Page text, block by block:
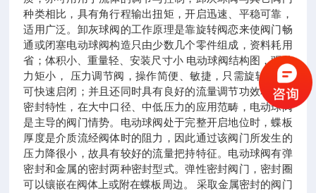
种类相比，具有角行程输出扭矩，开启迅速、平稳可靠，
适用广泛。卸灰球阀的工作原理是靠旋转阀恋来使阀门畅
通或闭塞电动球阀构造只由少数几个零件组成，资料耗用
省；体积小、重量轻、安装尺寸小 电动球阀结构图，驱动
力矩小， 压力调节阀，操作简便、敏捷，只需旋转90°即
可快速启闭；并且还同时具有良好的流量调节功效和封闭
密封特性，在大中口径、中低压力的应用范畴，电动球阀
是主导的阀门情势。电动球阀处于完整开启地位时，蝶板
厚度是介质流经阀体时的阻力，因此通过该阀门所发生的
压力降很小，故具有较好的流量把持特征。电动球阀有弹
密封和金属的密封两种密封型式。弹性密封阀门，密封圈
可以镶嵌在阀体上或附在蝶板周边。 采取金属密封的阀门